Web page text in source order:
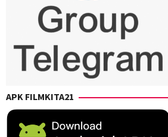
APK FILMKITA21